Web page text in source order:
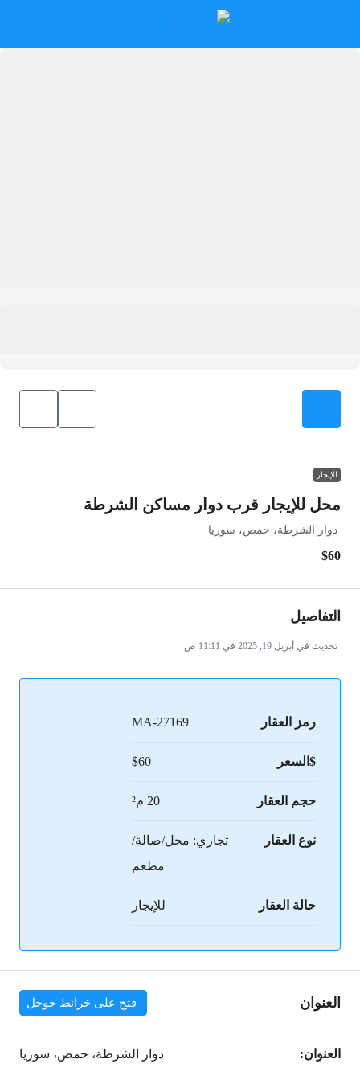
للإيجار
محل للإيجار قرب دوار مساكن الشرطة
دوار الشرطة، حمص، سوريا
$60
التفاصيل
تحديث في أبريل 19, 2025 في 11:11 ص
رمز العقار MA-27169
$السعر $60
حجم العقار 20 م²
نوع العقار
تجاري: محل/صالة/
مطعم
حالة العقار للإيجار
العنوان فتح على خرائط جوجل
العنوان: دوار الشرطة، حمص، سوريا